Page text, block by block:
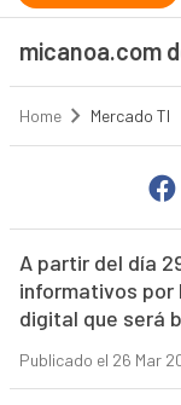
micanoa.com
Home Mercado TI
A partir del día
informativos por
digital que será
Publicado el 26 Mar